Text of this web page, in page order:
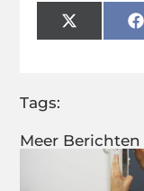
Meer Berichten
X
(Twitter)
Tags: